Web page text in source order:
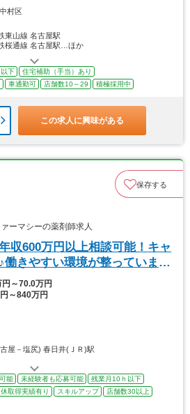
村区
東山線 名古屋駅
桜通線 名古屋駅…ほか
下
住宅補助（手当）あり
車通勤可 店舗数10～29 積極採用中
この求人に興味がある
保存する
ーマシーの薬剤師求人
収600万円以上相談可能！キャ
働きやすい環境が整っています
円～70.0万円
～840万円
古屋－塩尻) 春日井(ＪＲ)駅
能 未経験者も応募可能
残業月10ｈ以下
取得実績有り スキルアップ
店舗数30以上